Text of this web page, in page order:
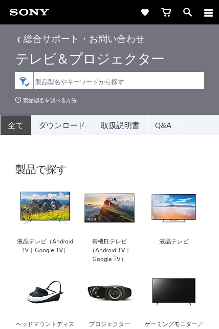
総合サポート・お問い合わせ
テレビ＆プロジェクター
製品型名を調べる方法
全て ダウンロード 取扱説明書 Q&A
製品で探す
液晶テレビ（Android
TV | Google TV）
有機ELテレビ
（Android TV |
Google TV）
液晶テレビ
ヘッドマウントディス
プロジェクター
ゲーミングモニター／